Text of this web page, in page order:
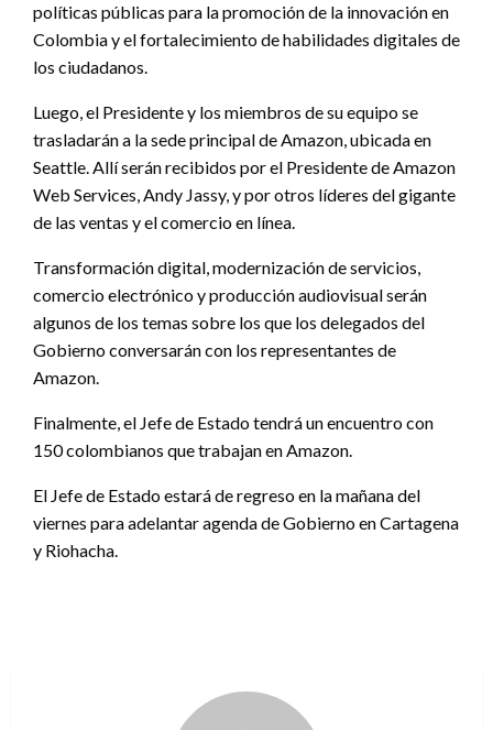
políticas públicas para la promoción de la innovación en
Colombia y el fortalecimiento de habilidades digitales de
los ciudadanos.
Luego, el Presidente y los miembros de su equipo se
trasladarán a la sede principal de Amazon, ubicada en
Seattle. Allí serán recibidos por el Presidente de Amazon
Web Services, Andy Jassy, y por otros líderes del gigante
de las ventas y el comercio en línea.
Transformación digital, modernización de servicios,
comercio electrónico y producción audiovisual serán
algunos de los temas sobre los que los delegados del
Gobierno conversarán con los representantes de
Amazon.
Finalmente, el Jefe de Estado tendrá un encuentro con
150 colombianos que trabajan en Amazon.
El Jefe de Estado estará de regreso en la mañana del
viernes para adelantar agenda de Gobierno en Cartagena
y Riohacha.